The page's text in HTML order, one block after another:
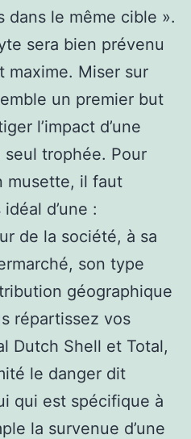
le même cible ».
sera bien prévenu
maxime. Miser sur
un premier but
l’impact d’une
seul trophée. Pour
musette, il faut
d’une :
de la société, à sa
son type
géographique
répartissez vos
Dutch Shell et Total,
le danger dit
qui est spécifique à
la survenue d’une